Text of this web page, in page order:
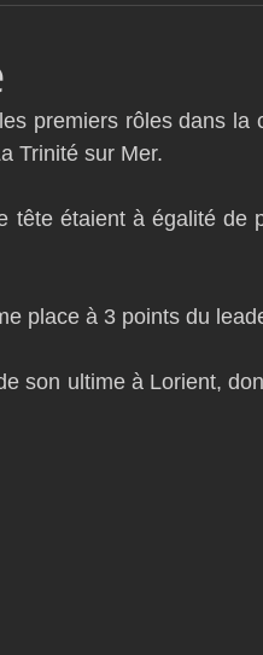
50 Figaro 3 Flying
premiers rôles dans la
Trinité sur Mer.
tête étaient à égalité de
place à 3 points du
son ultime à Lorient,